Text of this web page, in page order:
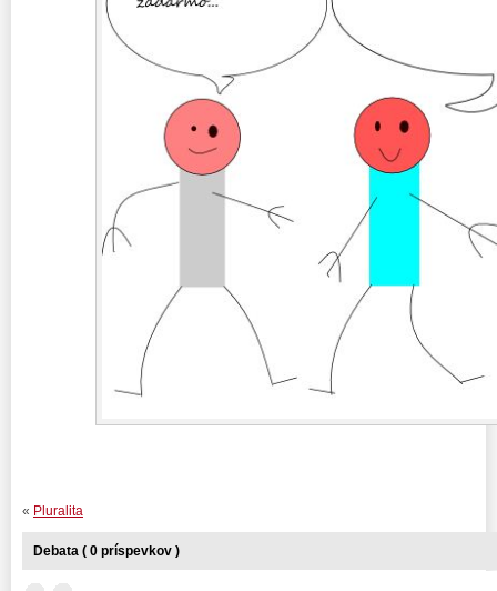
« Pluralita
Debata ( 0 príspevkov )